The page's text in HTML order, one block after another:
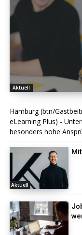
Aktuell
Hamburg (btn/
eLearning Plus) -
besonders hohe
Aktuell